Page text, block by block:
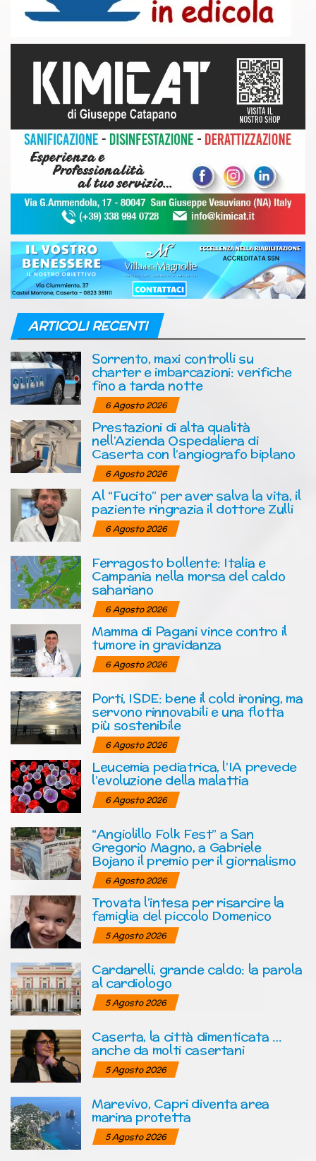
ARTICOLI RECENTI
Sorrento, maxi controlli su
charter e imbarcazioni: verifiche
fino a tarda notte
6 Agosto 2026
Prestazioni di alta qualità
nell’Azienda Ospedaliera di
Caserta con l’angiografo biplano
6 Agosto 2026
Al “Fucito” per aver salva la vita, il
paziente ringrazia il dottore Zulli
6 Agosto 2026
Ferragosto bollente: Italia e
Campania nella morsa del caldo
sahariano
6 Agosto 2026
Mamma di Pagani vince contro il
tumore in gravidanza
6 Agosto 2026
Porti, ISDE: bene il cold ironing, ma
servono rinnovabili e una flotta
più sostenibile
6 Agosto 2026
Leucemia pediatrica, l’IA prevede
l’evoluzione della malattia
6 Agosto 2026
“Angiolillo Folk Fest” a San
Gregorio Magno, a Gabriele
Bojano il premio per il giornalismo
6 Agosto 2026
Trovata l’intesa per risarcire la
famiglia del piccolo Domenico
5 Agosto 2026
Cardarelli, grande caldo: la parola
al cardiologo
5 Agosto 2026
Caserta, la città dimenticata …
anche da molti casertani
5 Agosto 2026
Marevivo, Capri diventa area
marina protetta
5 Agosto 2026